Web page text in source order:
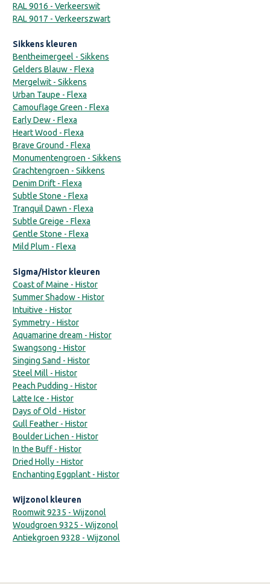
RAL 9016 - Verkeerswit
RAL 9017 - Verkeerszwart
Sikkens kleuren
Bentheimergeel - Sikkens
Gelders Blauw - Flexa
Mergelwit - Sikkens
Urban Taupe - Flexa
Camouflage Green - Flexa
Early Dew - Flexa
Heart Wood - Flexa
Brave Ground - Flexa
Monumentengroen - Sikkens
Grachtengroen - Sikkens
Denim Drift - Flexa
Subtle Stone - Flexa
Tranquil Dawn - Flexa
Subtle Greige - Flexa
Gentle Stone - Flexa
Mild Plum - Flexa
Sigma/Histor kleuren
Coast of Maine - Histor
Summer Shadow - Histor
Intuitive - Histor
Symmetry - Histor
Aquamarine dream - Histor
Swangsong - Histor
Singing Sand - Histor
Steel Mill - Histor
Peach Pudding - Histor
Latte Ice - Histor
Days of Old - Histor
Gull Feather - Histor
Boulder Lichen - Histor
In the Buff - Histor
Dried Holly - Histor
Enchanting Eggplant - Histor
Wijzonol kleuren
Roomwit 9235 - Wijzonol
Woudgroen 9325 - Wijzonol
Antiekgroen 9328 - Wijzonol